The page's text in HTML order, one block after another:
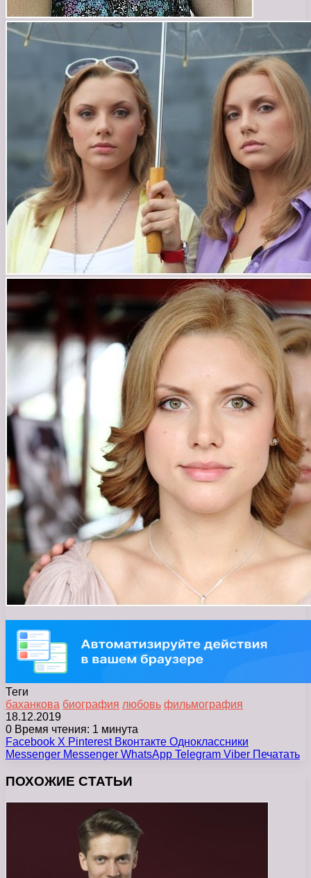
Теги
баханкова биография любовь фильмография
18.12.2019
0 Время чтения: 1 минута
Facebook X Pinterest Вконтакте Одноклассники
Messenger Messenger WhatsApp Telegram Viber Печатать
ПОХОЖИЕ СТАТЬИ